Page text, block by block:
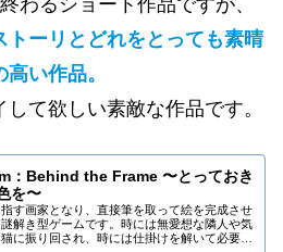
わるショート作品ですが、
トーリとどれをとっても素晴
い作品。
て欲しい素敵な作品です。
：Behind the Frame 〜とっておき
を〜
す画家となり、直接筆を取って絵を完成させ
解き型ゲームです。時には無愛想な隣人や気
に振り回され、時には仕掛けを解いて必要な